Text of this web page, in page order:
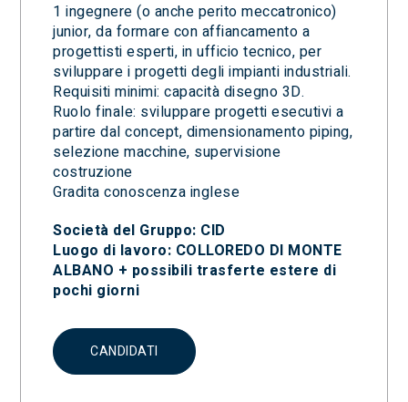
1 ingegnere (o anche perito meccatronico)
junior, da formare con affiancamento a
progettisti esperti, in ufficio tecnico, per
sviluppare i progetti degli impianti industriali.
Requisiti minimi: capacità disegno 3D.
Ruolo finale: sviluppare progetti esecutivi a
partire dal concept, dimensionamento piping,
selezione macchine, supervisione
costruzione
Gradita conoscenza inglese
Società del Gruppo: CID
Luogo di lavoro: COLLOREDO DI MONTE
ALBANO + possibili trasferte estere di
pochi giorni
CANDIDATI